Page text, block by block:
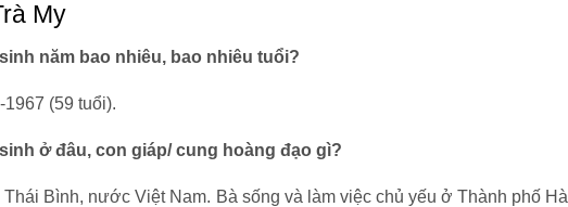
My
năm bao nhiêu, bao nhiêu tuổi?
(59 tuổi).
ở đâu, con giáp/ cung hoàng đạo gì?
Thái Bình, nước Việt Nam. Bà sống và làm việc chủ yếu ở Thành phố Hà